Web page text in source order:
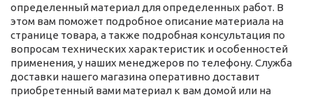
определенный материал для определенных работ. В
этом вам поможет подробное описание материала на
странице товара, а также подробная консультация по
вопросам технических характеристик и особенностей
применения, у наших менеджеров по телефону. Служба
доставки нашего магазина оперативно доставит
приобретенный вами материал к вам домой или на